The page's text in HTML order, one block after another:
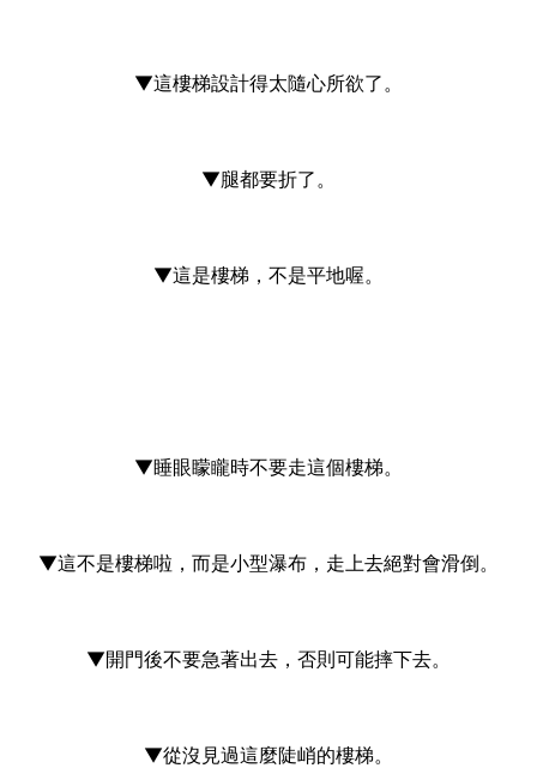
▼這樓梯設計得太隨心所欲了。
▼腿都要折了。
▼這是樓梯，不是平地喔。
▼睡眼矇矓時不要走這個樓梯。
▼這不是樓梯啦，而是小型瀑布，走上去絕對會滑倒。
▼開門後不要急著出去，否則可能摔下去。
▼從沒見過這麼陡峭的樓梯。